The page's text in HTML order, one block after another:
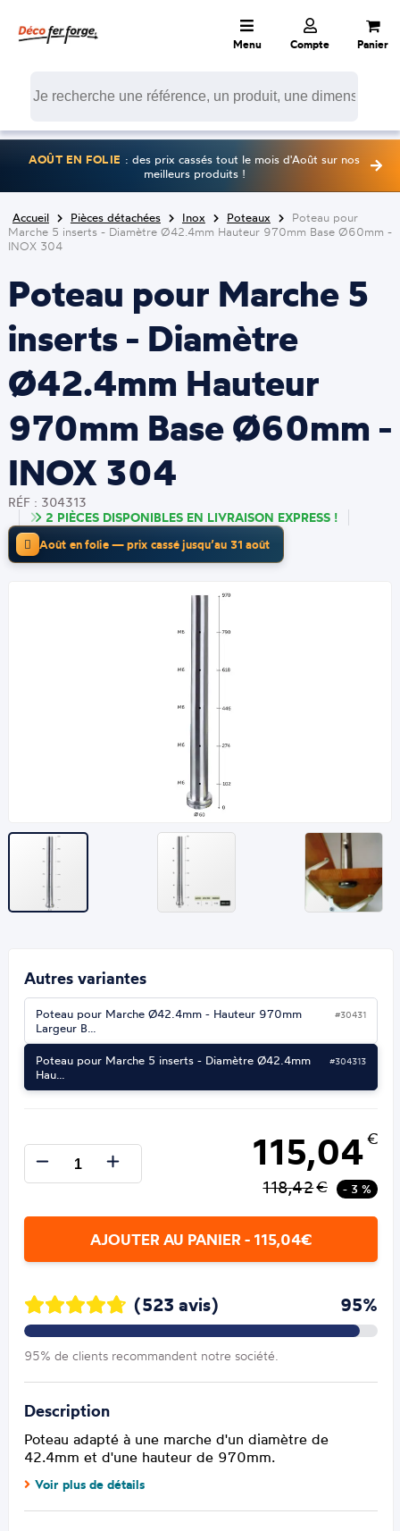
Menu Compte Panier
AOÛT EN FOLIE : des prix cassés tout le mois d'Août sur nos
meilleurs produits !
Accueil Pièces détachées Inox Poteaux
Poteau pour
Marche 5 inserts - Diamètre Ø42.4mm Hauteur 970mm Base Ø60mm -
INOX 304
Poteau pour Marche 5
inserts - Diamètre
Ø42.4mm Hauteur
970mm Base Ø60mm -
INOX 304
RÉF : 304313
2 PIÈCES DISPONIBLES EN LIVRAISON EXPRESS !
Août en folie — prix cassé jusqu’au 31 août
Autres variantes
Poteau pour Marche Ø42.4mm - Hauteur 970mm
Largeur B…
#30431
Poteau pour Marche 5 inserts - Diamètre Ø42.4mm
Hau…
#304313
115,04€
118,42€ - 3 %
AJOUTER AU PANIER - 115,04€
(523 avis) 95%
95% de clients recommandent notre société.
Description
Poteau adapté à une marche d'un diamètre de
42.4mm et d'une hauteur de 970mm.
Voir plus de détails